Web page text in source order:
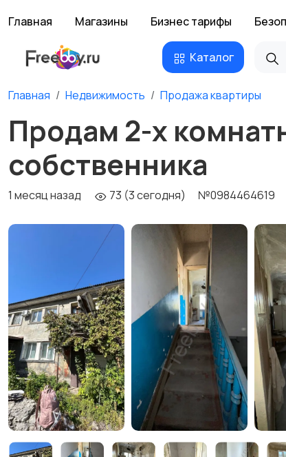
Главная Магазины Бизнес тарифы
Каталог
Главная Недвижимость Продажа квартиры
Продам 2-х
собственника
1 месяц назад 73 (3 сегодня) №0984464619